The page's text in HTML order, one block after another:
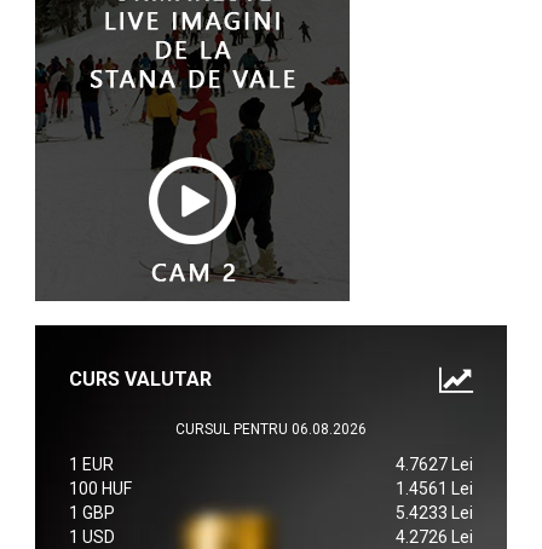
CURS VALUTAR
CURSUL PENTRU 06.08.2026
1 EUR
4.7627 Lei
100 HUF
1.4561 Lei
1 GBP
5.4233 Lei
1 USD
4.2726 Lei